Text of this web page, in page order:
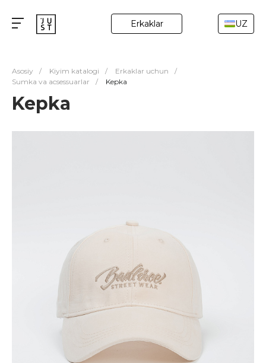
Erkaklar UZ
Asosiy / Kiyim katalogi / Erkaklar uchun
/
Sumka va acsessuarlar
/ Kepka
Kepka